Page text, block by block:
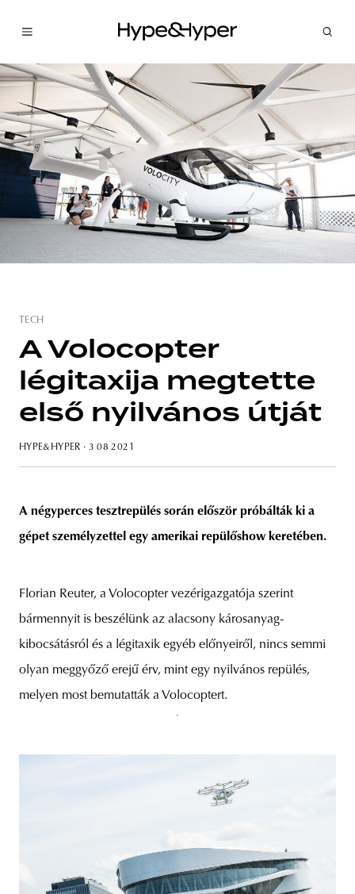
TECH
A Volocopter
légitaxija megtette
első nyilvános útját
HYPE&HYPER · 3 08 2021
A négyperces tesztrepülés során először próbálták ki a
gépet személyzettel egy amerikai repülőshow keretében.
Florian Reuter, a Volocopter vezérigazgatója szerint
bármennyit is beszélünk az alacsony károsanyag-
kibocsátásról és a légitaxik egyéb előnyeiről, nincs semmi
olyan meggyőző erejű érv, mint egy nyilvános repülés,
melyen most bemutatták a Volocoptert.